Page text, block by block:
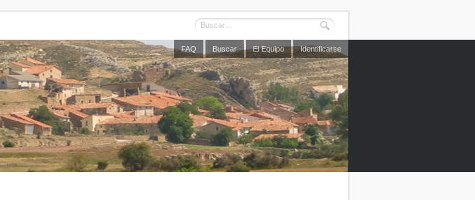
FAQ Buscar El Equipo Identificarse